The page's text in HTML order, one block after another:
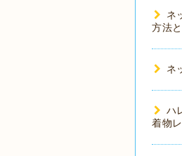
ネ
方法
ネ
ハ
着物